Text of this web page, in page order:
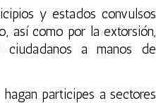
y estados convulsos
así como por la extorsión,
a manos de
participes a sectores